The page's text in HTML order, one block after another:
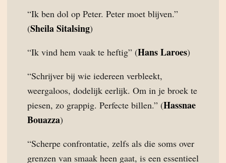
“Ik ben dol op Peter. Peter moet blijven.”
(Sheila Sitalsing)
“Ik vind hem vaak te heftig” (Hans Laroes)
“Schrijver bij wie iedereen verbleekt,
weergaloos, dodelijk eerlijk. Om in je broek te
piesen, zo grappig. Perfecte billen.” (Hassnae
Bouazza)
“Scherpe confrontatie, zelfs als die soms over
grenzen van smaak heen gaat, is een essentieel